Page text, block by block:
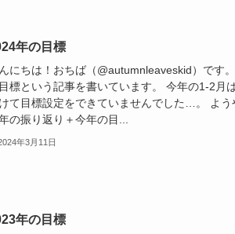
年の目標
にちは！おちば（@autumnleaveskid）です
標という記事を書いています。 今年の1-2月
て目標設定をできていませんでした…。 よう
の振り返り＋今年の目...
年3月11日
年の目標